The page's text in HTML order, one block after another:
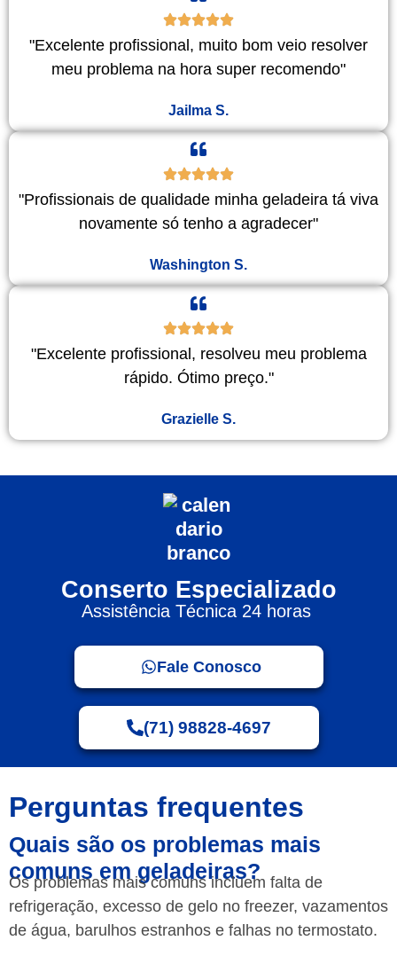
"Excelente profissional, muito bom veio resolver
meu problema na hora super recomendo"
Jailma S.
"Profissionais de qualidade minha geladeira tá viva
novamente só tenho a agradecer"
Washington S.
"Excelente profissional, resolveu meu problema
rápido. Ótimo preço."
Grazielle S.
Conserto Especializado
Assistência Técnica 24 horas
Fale Conosco
(71) 98828-4697
Perguntas frequentes
Quais são os problemas mais
comuns em geladeiras?
Os problemas mais comuns incluem falta de
refrigeração, excesso de gelo no freezer, vazamentos
de água, barulhos estranhos e falhas no termostato.